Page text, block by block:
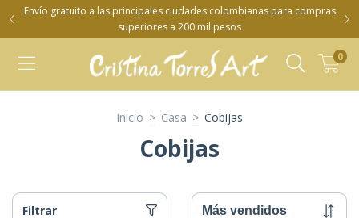
Envío gratuito a las principales ciudades colombianas para compras
superiores a 200 mil pesos
0
Inicio > Casa > Cobijas
Cobijas
Filtrar